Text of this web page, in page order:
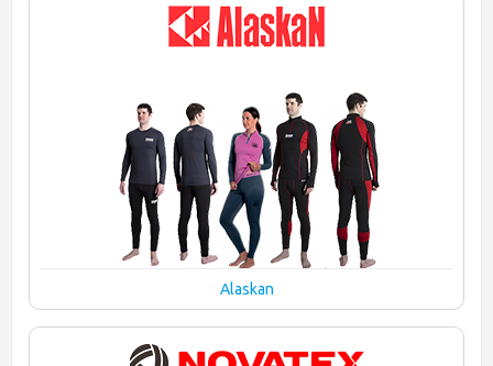
Alaskan